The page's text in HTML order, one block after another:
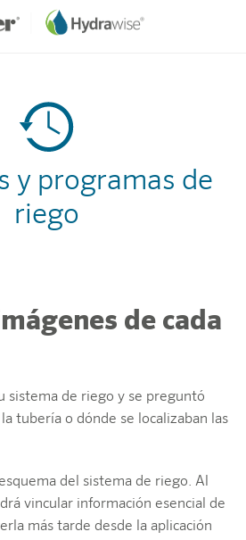
y programas de
riego
de cada
sistema de riego y se preguntó
tubería o dónde se localizaban las
del sistema de riego. Al
vincular información esencial de
más tarde desde la aplicación